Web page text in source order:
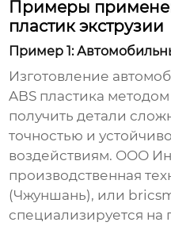
Примеры
пластик экструзии
Пример 1:
Изготовление
ABS пластика
получить детали
точностью и
воздействиям. ООО
производственная
(Чжуншань), или
специализируется на